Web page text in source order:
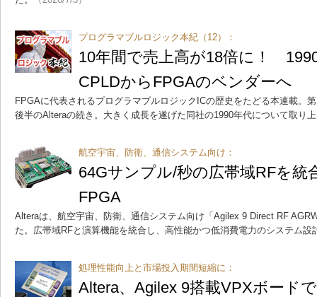
プログラマブルロジック本紀（12）：
10年間で売上高が18倍に！
CPLDからFPGAのベンダーへ
FPGAに代表されるプログラマブルロジックICの歴史をたどる本連載。
後半のAlteraの続き。大きく成長を遂げた同社の1990年代について取り
航空宇宙、防衛、通信システム向け：
64Gサンプル/秒の広帯域RFを統
FPGA
Alteraは、航空宇宙、防衛、通信システム向け「Agilex 9 Direct RF
た。広帯域RFと演算機能を統合し、高性能かつ低消費電力のシステム設
処理性能向上と市場投入期間短縮に：
Altera、Agilex 9搭載VPXボード